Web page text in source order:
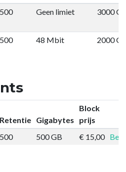
500 Geen limiet 3000
500 48 Mbit 2000
Retentie Gigabytes
Block
prijs
500 500 GB € 15,00